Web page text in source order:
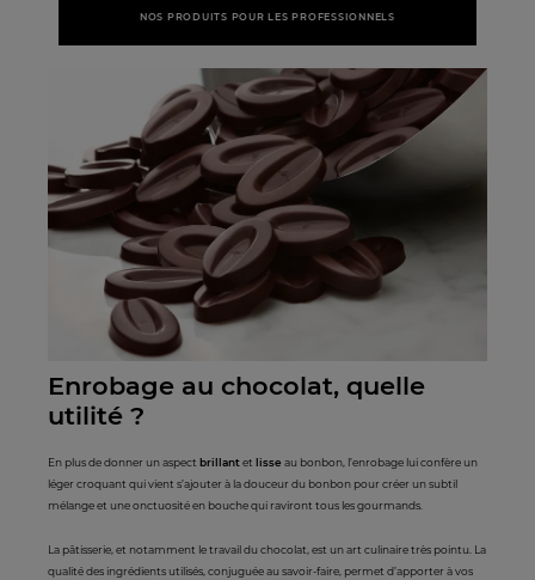
NOS PRODUITS POUR LES PROFESSIONNELS
Enrobage au chocolat, quelle
utilité ?
En plus de donner un aspect brillantet lisseau bonbon, l’enrobage lui confère un
léger croquant qui vient s’ajouter à la douceur du bonbon pour créer un subtil
mélange et une onctuosité en bouche qui raviront tous les gourmands.
La pâtisserie, et notamment le travail du chocolat, est un art culinaire très pointu. La
qualité des ingrédients utilisés, conjuguée au savoir-faire, permet d’apporter à vos